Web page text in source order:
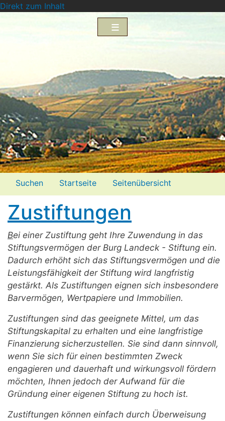
Direkt zum Inhalt
Menü2
Suchen Startseite
Seitenübersicht
Impressum
Zustiftungen
Bei einer Zustiftung geht Ihre Zuwendung in das
Stiftungsvermögen der Burg Landeck - Stiftung ein.
Dadurch erhöht sich das Stiftungsvermögen und die
Leistungsfähigkeit der Stiftung wird langfristig
gestärkt. Als Zustiftungen eignen sich insbesondere
Barvermögen, Wertpapiere und Immobilien.
Zustiftungen sind das geeignete Mittel, um das
Stiftungskapital zu erhalten und eine langfristige
Finanzierung sicherzustellen. Sie sind dann sinnvoll,
wenn Sie sich für einen bestimmten Zweck
engagieren und dauerhaft und wirkungsvoll fördern
möchten, Ihnen jedoch der Aufwand für die
Gründung einer eigenen Stiftung zu hoch ist.
Zustiftungen können einfach durch Überweisung